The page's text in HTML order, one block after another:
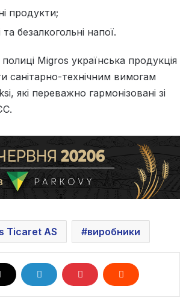
продукти;
та безалкогольні напої.
Migros українська продукція
санітарно-технічним вимогам
які переважно гармонізовані зі
Ticaret AS виробники